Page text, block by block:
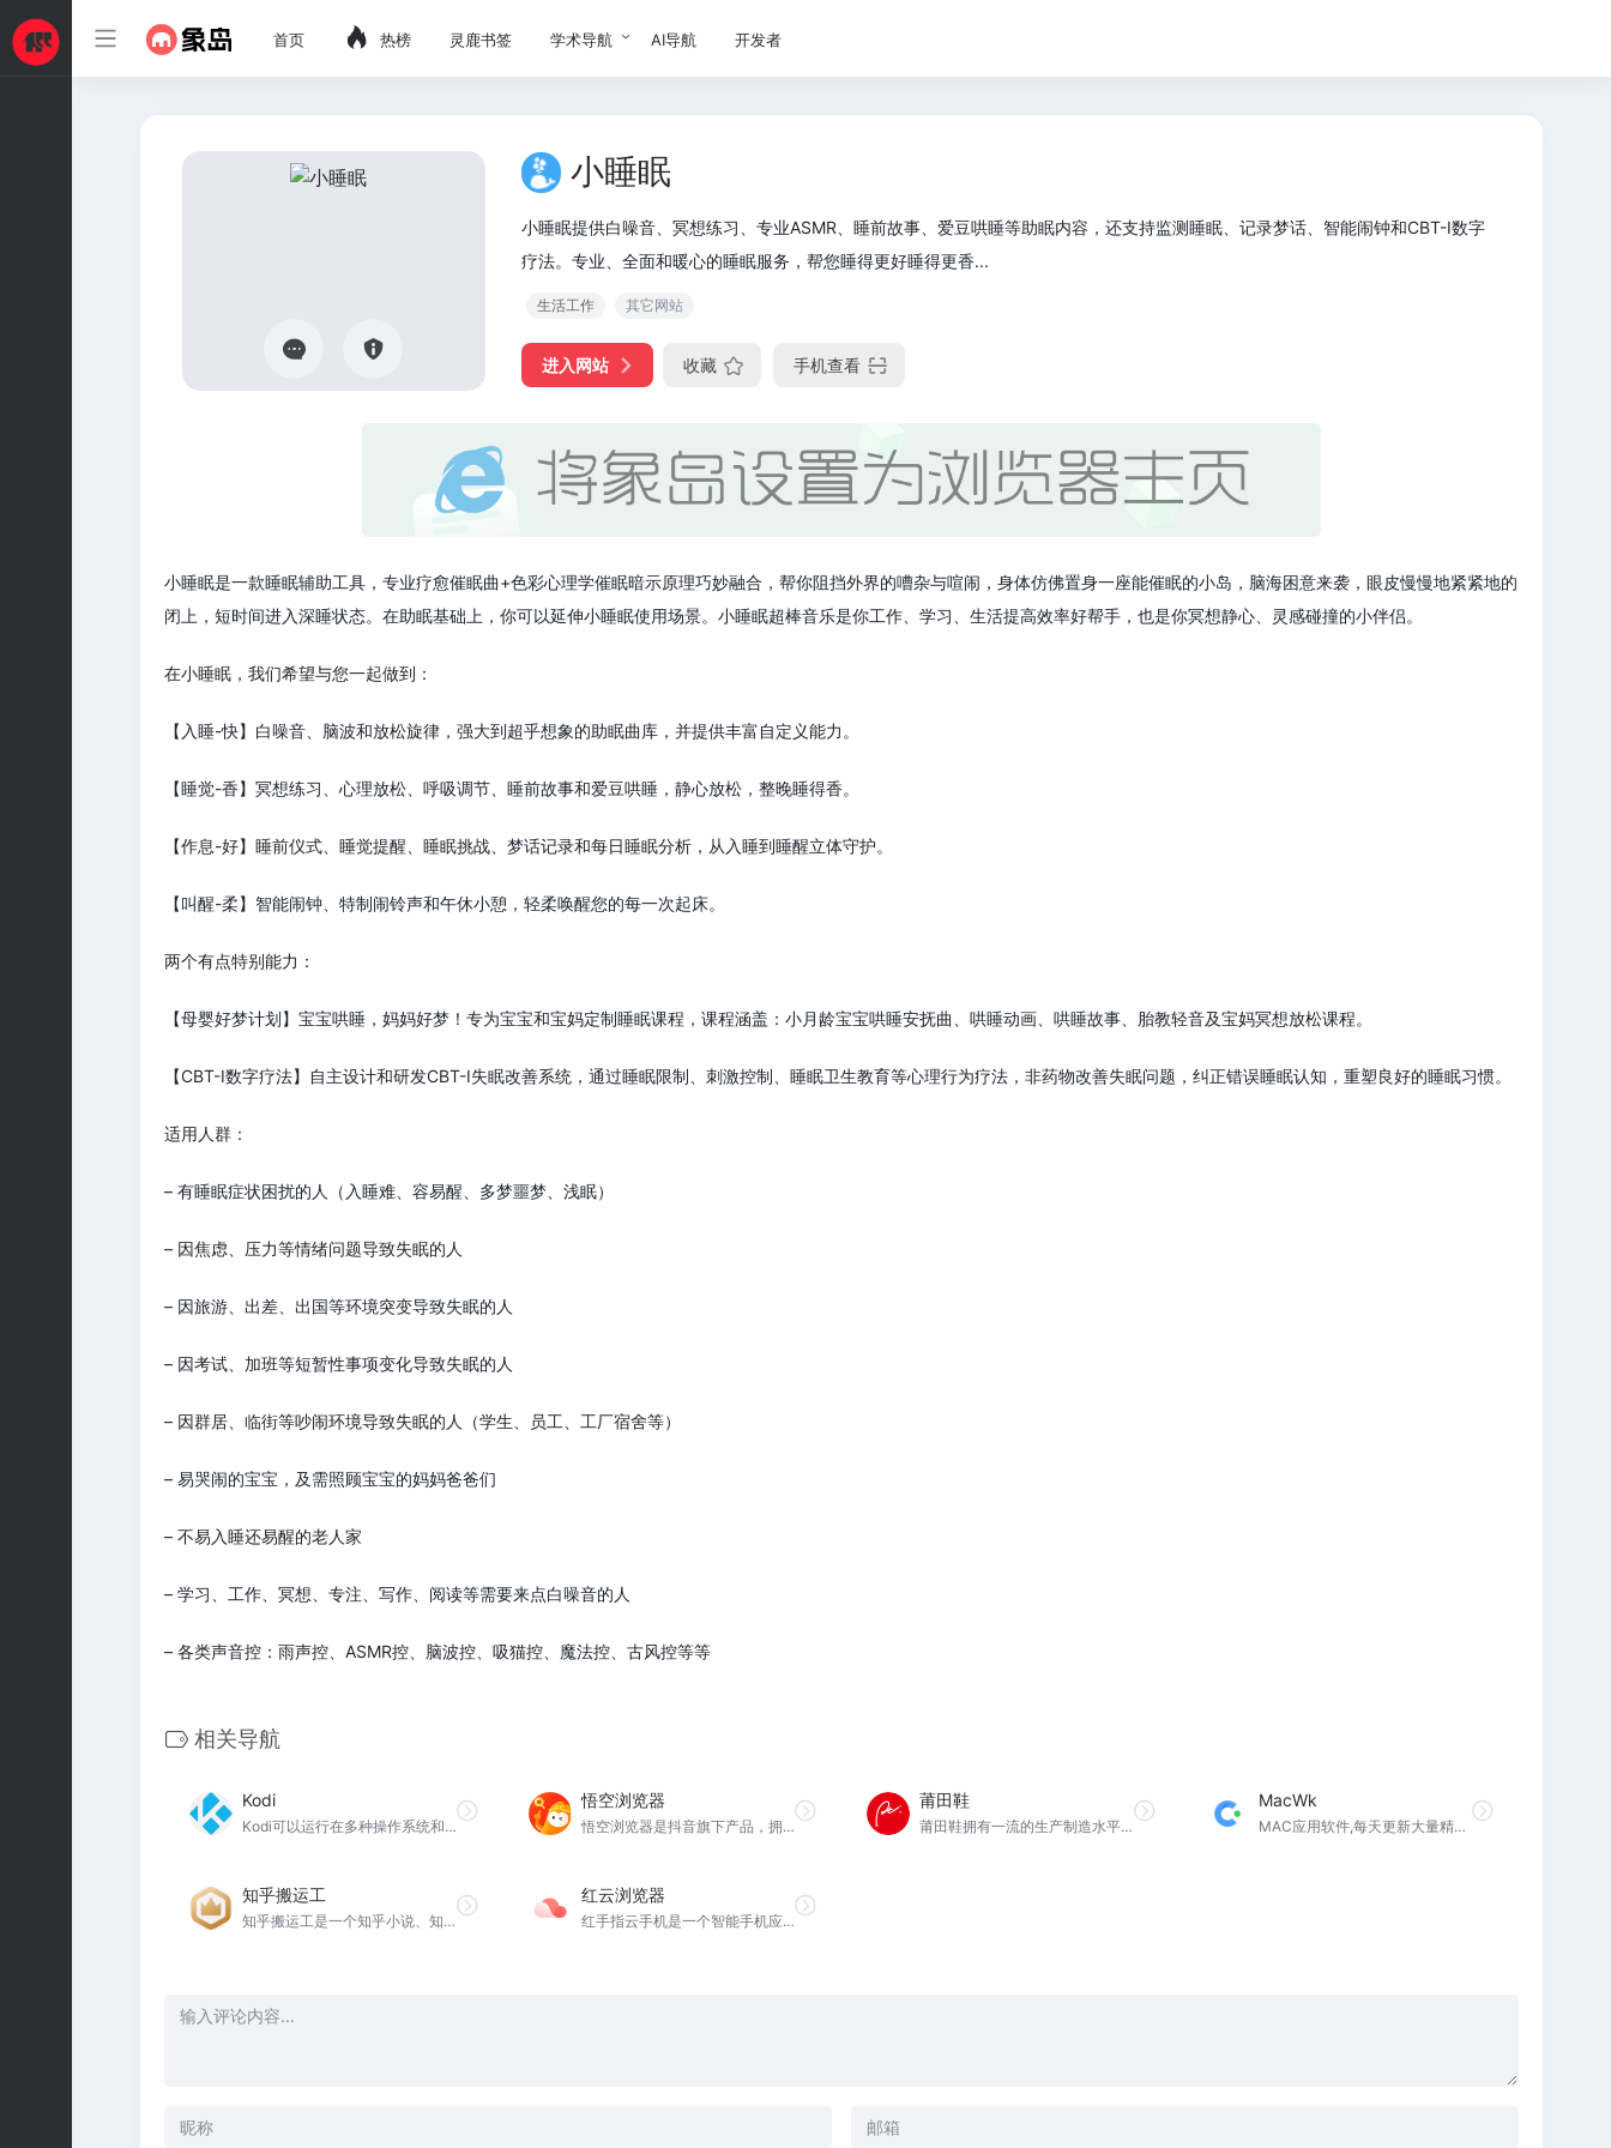
首页 热榜 灵鹿书签 学术导航 AI导航 开发者
小睡眠
小睡眠提供白噪音、冥想练习、专业ASMR、睡前故事、爱豆哄睡等助眠内容，还支持监测睡眠、记录梦话、智能闹钟和CBT-I数字
疗法。专业、全面和暖心的睡眠服务，帮您睡得更好睡得更香...
生活工作 其它网站
进入网站 收藏 手机查看
小睡眠是一款睡眠辅助工具，专业疗愈催眠曲+色彩心理学催眠暗示原理巧妙融合，帮你阻挡外界的嘈杂与喧闹，身体仿佛置身一座能催眠的小岛，脑海困意来袭，眼皮慢慢地紧紧地的
闭上，短时间进入深睡状态。在助眠基础上，你可以延伸小睡眠使用场景。小睡眠超棒音乐是你工作、学习、生活提高效率好帮手，也是你冥想静心、灵感碰撞的小伴侣。
在小睡眠，我们希望与您一起做到：
【入睡-快】白噪音、脑波和放松旋律，强大到超乎想象的助眠曲库，并提供丰富自定义能力。
【睡觉-香】冥想练习、心理放松、呼吸调节、睡前故事和爱豆哄睡，静心放松，整晚睡得香。
【作息-好】睡前仪式、睡觉提醒、睡眠挑战、梦话记录和每日睡眠分析，从入睡到睡醒立体守护。
【叫醒-柔】智能闹钟、特制闹铃声和午休小憩，轻柔唤醒您的每一次起床。
两个有点特别能力：
【母婴好梦计划】宝宝哄睡，妈妈好梦！专为宝宝和宝妈定制睡眠课程，课程涵盖：小月龄宝宝哄睡安抚曲、哄睡动画、哄睡故事、胎教轻音及宝妈冥想放松课程。
【CBT-I数字疗法】自主设计和研发CBT-I失眠改善系统，通过睡眠限制、刺激控制、睡眠卫生教育等心理行为疗法，非药物改善失眠问题，纠正错误睡眠认知，重塑良好的睡眠习惯。
适用人群：
– 有睡眠症状困扰的人（入睡难、容易醒、多梦噩梦、浅眠）
– 因焦虑、压力等情绪问题导致失眠的人
– 因旅游、出差、出国等环境突变导致失眠的人
– 因考试、加班等短暂性事项变化导致失眠的人
– 因群居、临街等吵闹环境导致失眠的人（学生、员工、工厂宿舍等）
– 易哭闹的宝宝，及需照顾宝宝的妈妈爸爸们
– 不易入睡还易醒的老人家
– 学习、工作、冥想、专注、写作、阅读等需要来点白噪音的人
– 各类声音控：雨声控、ASMR控、脑波控、吸猫控、魔法控、古风控等等
相关导航
Kodi
Kodi可以运行在多种操作系统和硬件平台。 它可以让用户播放本地或网络存储设备中的大多数视频、音乐、播客及各种常见数位媒体文件
悟空浏览器
悟空浏览器是抖音旗下产品，拥有海量内容刷不完，清爽浏览更贴心，全网内容专业阅读器，字号随心设置，背景随意更换，更有黑夜模式不伤眼。精选热门网站，分类专业，快速直达。高速下载，浏览更省流量，运行流畅快速。
莆田鞋
莆田鞋拥有一流的生产制造水平，多年的代工生产经验使其生产工艺被广泛认可的。被誉为“鞋都”
MacWk
MAC应用软件,每天更新大量精品mac软件,为您提供优质的mac软件,mac破解版软件下载。
知乎搬运工
知乎搬运工是一个知乎小说、知乎专栏、知乎盐选文章等等的阅读网站，所有的文章都来自用户索求收录的，提供给大家免费阅读，定期更新！
红云浏览器
红手指云手机是一个智能手机应用云平台，全面支持各种手机应用程序的展示、下载及应用与管理服务。 并卓越实现全天候云端智能托管应用，让用户在脱离移动终端的状态下，也能将各种应用程序托管到云端，保持全天候在线。